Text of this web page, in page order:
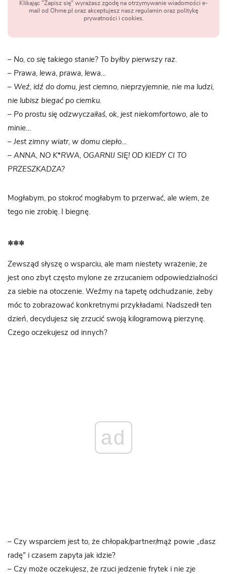
Klikając "Zapisz się" wyrażasz zgodę na otrzymywanie wiadomości e-
mail od Ohme.pl oraz akceptujesz nasz regulamin oraz politykę
prywatności i cookies.
– No, co się takiego sta­nie? To byłby pierw­szy raz.
– Prawa, lewa, prawa, lewa…
– Weź, idź do domu, jest ciemno, nie­przy­jem­nie, nie ma ludzi,
nie lubisz bie­gać po ciemku.
– Po pro­stu się odzwy­cza­iłaś, ok, jest nie­kom­for­towo, ale to
minie…
–Jest zimny wiatr, w domu cie­pło…
– ANNA, NO K*RWA, OGARNIJ SIĘ! OD KIEDY CI TO
PRZESZKADZA?
Mogła­bym, po sto­kroć mogła­bym to prze­rwać, ale wiem, że
tego nie zro­bię. I biegnę.
***
Zewsząd sły­szę o wspar­ciu, ale mam nie­stety wra­że­nie, że
jest ono zbyt czę­sto mylone ze zrzu­ca­niem odpo­wie­dzial­no­ści
za sie­bie na oto­cze­nie. Weźmy na tapetę odchu­dza­nie, żeby
móc to zobra­zo­wać kon­kret­nymi przy­kła­dami. Nad­szedł ten
dzień, decy­du­jesz się zrzu­cić swoją kilo­gra­mową pie­rzynę.
Czego ocze­ku­jesz od innych?
ad
– Czy wspar­ciem jest to, że chłopak/partner/mąż powie „dasz
radę” i cza­sem zapyta jak idzie?
– Czy może ocze­ku­jesz, że rzuci jedze­nie fry­tek i nie zje